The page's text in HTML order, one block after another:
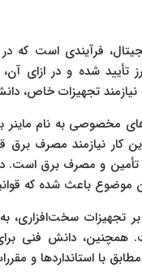
فرآیندی است
تأیید شده و در ازای
تجهیزات خاص،
مخصوصی به نام
کار نیازمند مصرف
و مصرف برق است. در
موضوع باعث شده که
بر تجهیزات
همچنین، دانش فنی
مطابق با استانداردها و